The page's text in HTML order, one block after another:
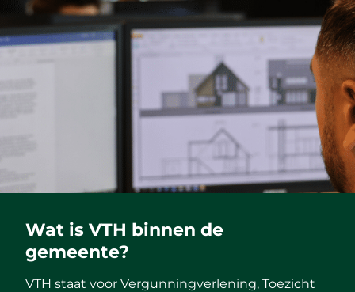
Wat is VTH binnen de
gemeente?
VTH staat voor Vergunningverlening, Toezicht